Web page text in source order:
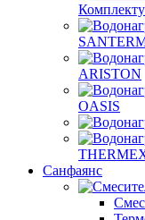
ARISTON
OASIS
Санфаянс